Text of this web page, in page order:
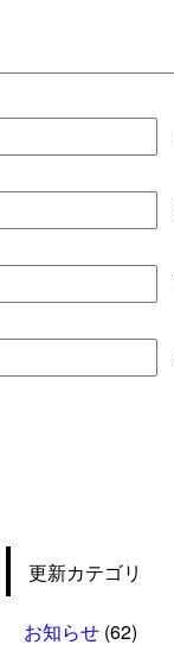
更新カテゴリ
お知らせ (62)